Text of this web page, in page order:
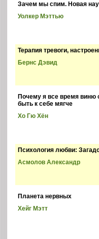
Зачем мы спим. Новая
Уолкер Мэттью
Терапия тревоги,
Бернс Дэвид
Почему я все время виню
быть к себе мягче
Хо Гю Хён
Психология любви:
Асмолов Александр
Планета нервных
Хейг Мэтт